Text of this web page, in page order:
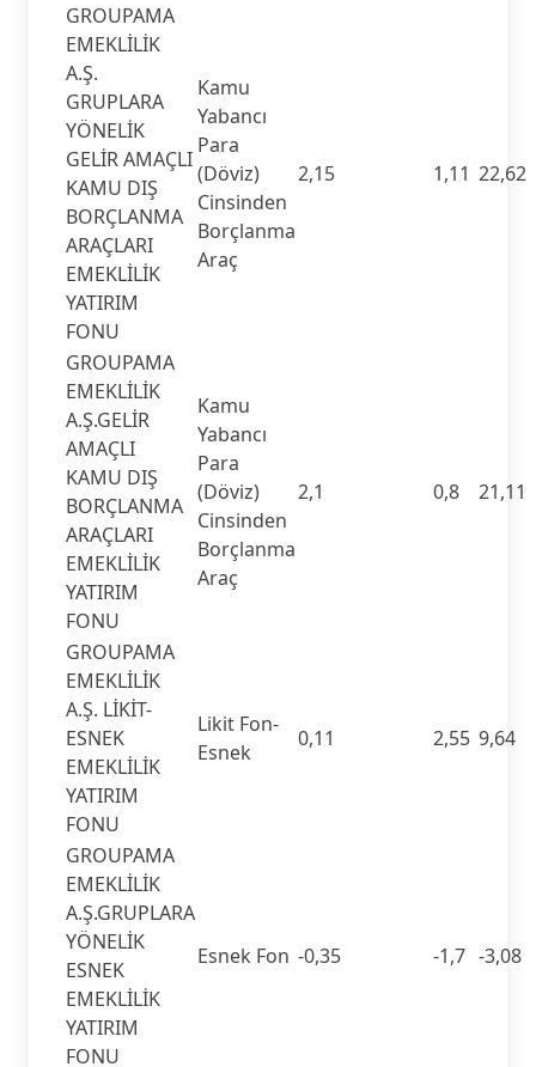
GROUPAMA
EMEKLİLİK
A.Ş.
GRUPLARA
YÖNELİK
GELİR AMAÇLI
KAMU DIŞ
BORÇLANMA
ARAÇLARI
EMEKLİLİK
YATIRIM
FONU
Kamu
Yabancı
Para
(Döviz)
Cinsinden
Borçlanma
Araç
2,15 1,11 22,62
GROUPAMA
EMEKLİLİK
A.Ş.GELİR
AMAÇLI
KAMU DIŞ
BORÇLANMA
ARAÇLARI
EMEKLİLİK
YATIRIM
FONU
Kamu
Yabancı
Para
(Döviz)
Cinsinden
Borçlanma
Araç
2,1 0,8 21,11
GROUPAMA
EMEKLİLİK
A.Ş. LİKİT-
ESNEK
EMEKLİLİK
YATIRIM
FONU
Likit Fon-
Esnek
0,11 2,55 9,64
GROUPAMA
EMEKLİLİK
A.Ş.GRUPLARA
YÖNELİK
ESNEK
EMEKLİLİK
YATIRIM
FONU
Esnek Fon -0,35 -1,7 -3,08